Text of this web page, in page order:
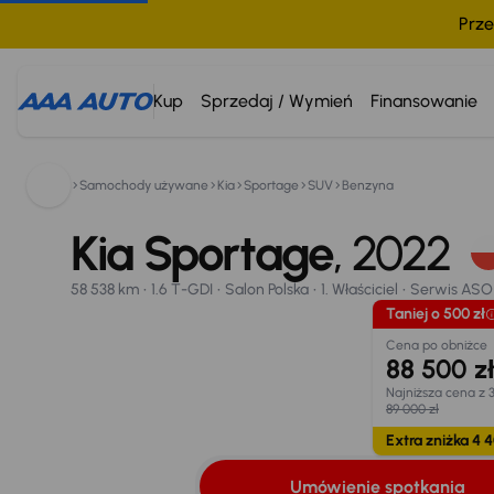
Kup Sprzedaj / Wymień Finansowanie
Samochody używane Kia Sportage SUV Benzyna
Taniej o 500 zł
Kia Sportage, 2022
58 538 km 1.6 T-GDI Salon Polska 1. Właściciel Serwis ASO
Taniej o 500 zł
Cena po obniżce
88 500 zł
Najniższa cena z
89 000 zł
Extra zniżka 4
Umówienie spotkania
58 538 km 1.6 T-GDI 1. Właściciel Serwis ASO
Umówienie spotkania
Oblicz ratę Wymiana